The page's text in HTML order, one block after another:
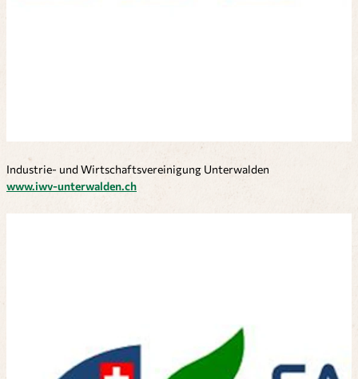
Industrie- und Wirtschaftsvereinigung Unterwalden
www.iwv-unterwalden.ch